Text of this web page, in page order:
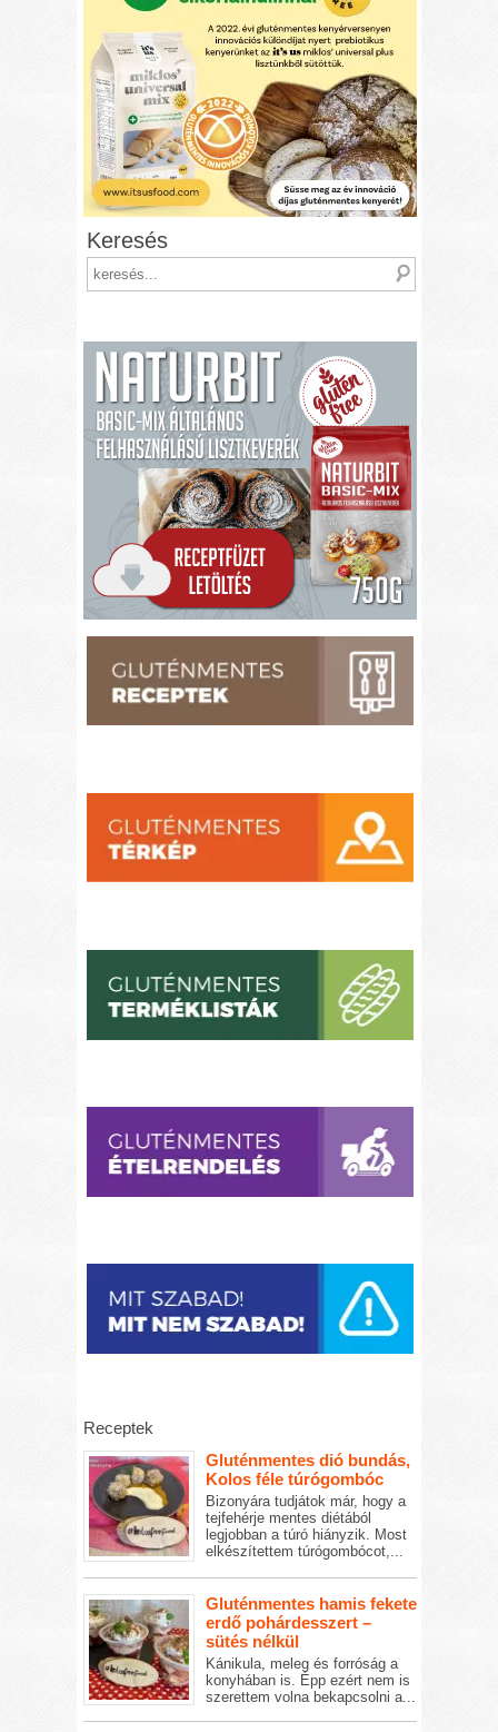
Keresés
Receptek
Gluténmentes dió bundás,
Kolos féle túrógombóc
Bizonyára tudjátok már, hogy a
tejfehérje mentes diétából
legjobban a túró hiányzik. Most
elkészítettem túrógombócot,...
Gluténmentes hamis fekete
erdő pohárdesszert –
sütés nélkül
Kánikula, meleg és forróság a
konyhában is. Épp ezért nem is
szerettem volna bekapcsolni a...